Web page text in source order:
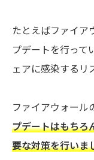
たとえばファイア
プデートを行って
ェアに感染するリ
ファイアウォール
プデートはもちろ
要な対策を行いま